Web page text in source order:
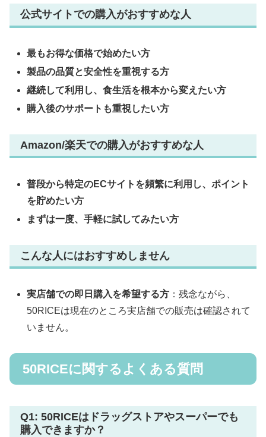
公式サイトでの購入がおすすめな人
最もお得な価格で始めたい方
製品の品質と安全性を重視する方
継続して利用し、食生活を根本から変えたい方
購入後のサポートも重視したい方
Amazon/楽天での購入がおすすめな人
普段から特定のECサイトを頻繁に利用し、ポイント
を貯めたい方
まずは一度、手軽に試してみたい方
こんな人にはおすすめしません
実店舗での即日購入を希望する方 ：残念ながら、
50RICEは現在のところ実店舗での販売は確認されて
いません。
50RICEに関するよくある質問
Q1: 50RICEはドラッグストアやスーパーでも
購入できますか？